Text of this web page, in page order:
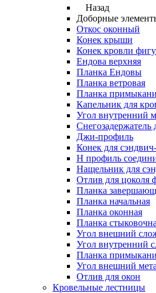
Назад
Доборные
Откос оконный
Конек крыши
Конек кровли
Ендова верхняя
Планка Ендовы
Планка ветровая
Планка
Капельник для
Угол внутренний
Снегозадержатель
Джи-профиль
Конек для
Н профиль
Нащельник для
Отлив для цоколя
Планка
Планка начальная
Планка оконная
Планка
Угол внешний
Угол внутренний
Планка
Угол внешний
Отлив для окон
Кровельные лестницы